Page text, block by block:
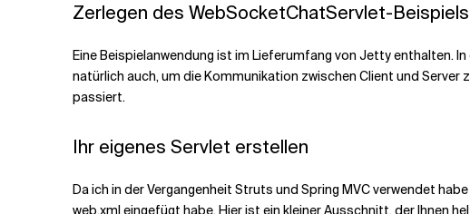
Zerlegen des WebSocketChatServlet-Beispiels
Eine Beispielanwendung ist im Lieferumfang von Jetty enthalten. In
natürlich auch, um die Kommunikation zwischen Client und
passiert.
Ihr eigenes Servlet erstellen
Da ich in der Vergangenheit Struts und Spring MVC verwendet
web.xml eingefügt habe. Hier ist ein kleiner Ausschnitt, der Ihnen